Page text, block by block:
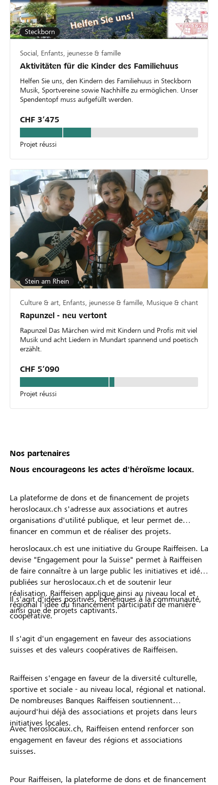
Steckborn
Social, Enfants, jeunesse & famille
Aktivitäten für die Kinder des Familiehuus
Helfen Sie uns, den Kindern des Familiehuus in Steckborn
Musik, Sportvereine sowie Nachhilfe zu ermöglichen. Unser
Spendentopf muss aufgefüllt werden.
CHF 3’475
Projet réussi
Stein am Rhein
Culture & art, Enfants, jeunesse & famille, Musique & chant
Rapunzel - neu vertont
Rapunzel Das Märchen wird mit Kindern und Profis mit viel
Musik und acht Liedern in Mundart spannend und poetisch
erzählt.
CHF 5’090
Projet réussi
Nos partenaires
Nous encourageons les actes d'héroïsme locaux.
La plateforme de dons et de financement de projets
heroslocaux.ch s'adresse aux associations et autres
organisations d'utilité publique, et leur permet de
financer en commun et de réaliser des projets.
heroslocaux.ch est une initiative du Groupe Raiffeisen. La
devise "Engagement pour la Suisse" permet à Raiffeisen
de faire connaître à un large public les initiatives et idées
publiées sur heroslocaux.ch et de soutenir leur
réalisation. Raiffeisen applique ainsi au niveau local et
régional l'idée du financement participatif de manière
coopérative.
Il s'agit d'idées positives, bénéfiques à la communauté,
ainsi que de projets captivants.
Il s'agit d'un engagement en faveur des associations
suisses et des valeurs coopératives de Raiffeisen.
Raiffeisen s'engage en faveur de la diversité culturelle,
sportive et sociale - au niveau local, régional et national.
De nombreuses Banques Raiffeisen soutiennent
aujourd'hui déjà des associations et projets dans leurs
initiatives locales.
Avec heroslocaux.ch, Raiffeisen entend renforcer son
engagement en faveur des régions et associations
suisses.
Pour Raiffeisen, la plateforme de dons et de financement